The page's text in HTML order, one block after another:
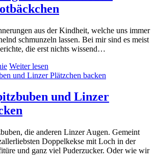
aus der Kindheit, welche uns immer
schmunzeln lassen. Bei mir sind es meist
die erst nichts wissend…
Weiter lesen
und Linzer
die anderen Linzer Augen. Gemeint
Doppelkekse mit Loch in der
und ganz viel Puderzucker. Oder wie wir